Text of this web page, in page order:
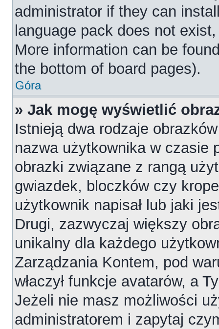
administrator if they can
language pack does not
More information can be
the bottom of board pages).
Góra
» Jak mogę wyświetlić
Istnieją dwa rodzaje
nazwa użytkownika w czasie
obrazki związane z rangą
gwiazdek, bloczków czy
użytkownik napisał lub jaki
Drugi, zazwyczaj większy
unikalny dla każdego
Zarządzania Kontem, pod
właczył funkcje avatarów, a
Jeżeli nie masz możliwości
administratorem i zapytaj